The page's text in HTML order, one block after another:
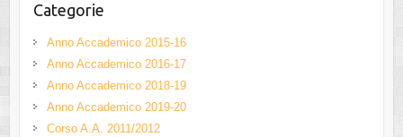
Categorie
Anno Accademico 2015-16
Anno Accademico 2016-17
Anno Accademico 2018-19
Anno Accademico 2019-20
Corso A.A. 2011/2012